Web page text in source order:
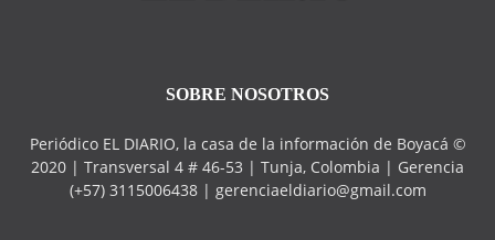
SOBRE NOSOTROS
Periódico EL DIARIO, la casa de la información de Boyacá ©
2020 | Transversal 4 # 46-53 | Tunja, Colombia | Gerencia
(+57) 3115006438 | gerenciaeldiario@gmail.com